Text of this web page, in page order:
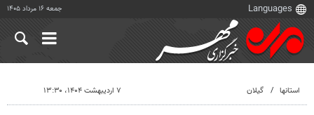
جمعه ۱۶ مرداد ۱۴۰۵
استانها گیلان ۷ اردیبهشت ۱۴۰۴، ۱۳:۳۰